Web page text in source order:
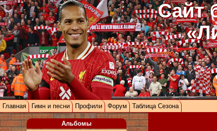
Сайт
Главная Гимн и песни Профили Форум Таблица Сезона
Альбомы